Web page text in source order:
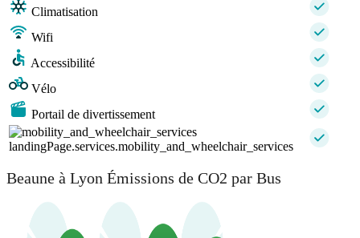
Climatisation
Wifi
Accessibilité
Vélo
Portail de divertissement
landingPage.services.mobility_and_wheelchair_services
Beaune à Lyon Émissions de CO2 par Bus